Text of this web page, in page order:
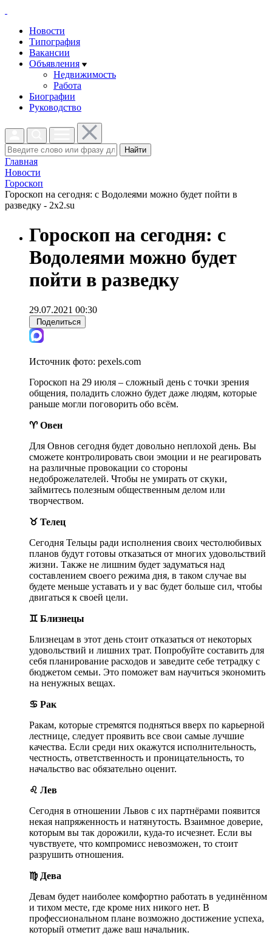
Новости
Типография
Вакансии
Объявления
Недвижимость
Работа
Биографии
Руководство
Найти
Главная
Новости
Гороскоп
Гороскоп на сегодня: с Водолеями можно будет пойти в
разведку - 2x2.su
Гороскоп на сегодня: с
Водолеями можно будет
пойти в разведку
29.07.2021 00:30
Поделиться
Источник фото: pexels.com
Гороскоп на 29 июля – сложный день с точки зрения
общения, поладить сложно будет даже людям, которые
раньше могли поговорить обо всём.
♈ Овен
Для Овнов сегодня будет довольно неплохой день. Вы
сможете контролировать свои эмоции и не реагировать
на различные провокации со стороны
недоброжелателей. Чтобы не умирать от скуки,
займитесь полезным общественным делом или
творчеством.
♉ Телец
Сегодня Тельцы ради исполнения своих честолюбивых
планов будут готовы отказаться от многих удовольствий
жизни. Также не лишним будет задуматься над
составлением своего режима дня, в таком случае вы
будете меньше уставать и у вас будет больше сил, чтобы
двигаться к своей цели.
♊ Близнецы
Близнецам в этот день стоит отказаться от некоторых
удовольствий и лишних трат. Попробуйте составить для
себя планирование расходов и заведите себе тетрадку с
бюджетом семьи. Это поможет вам научиться экономить
на ненужных вещах.
♋ Рак
Ракам, которые стремятся подняться вверх по карьерной
лестнице, следует проявить все свои самые лучшие
качества. Если среди них окажутся исполнительность,
честность, ответственность и проницательность, то
начальство вас обязательно оценит.
♌ Лев
Сегодня в отношении Львов с их партнёрами появится
некая напряженность и натянутость. Взаимное доверие,
которым вы так дорожили, куда-то исчезнет. Если вы
чувствуете, что компромисс невозможен, то стоит
разрушить отношения.
♍ Дева
Девам будет наиболее комфортно работать в уединённом
и тихом месте, где кроме них никого нет. В
профессиональном плане возможно достижение успеха,
который отметит даже ваш начальник.